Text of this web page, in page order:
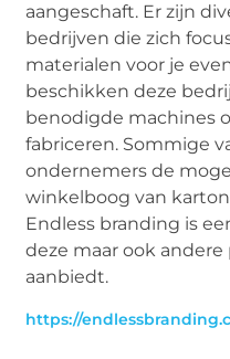
aangeschaft. Er zijn
bedrijven die zich
materialen voor je
beschikken deze
benodigde machines
fabriceren. Sommige
ondernemers de
winkelboog van
Endless branding is
deze maar ook
aanbiedt.
https://